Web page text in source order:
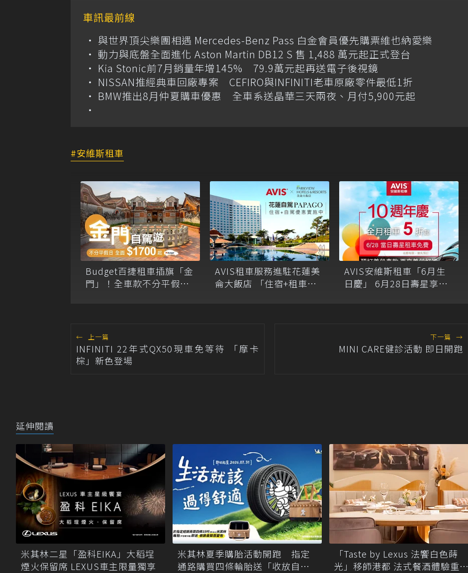
車訊最前線
與世界頂尖樂團相遇 Mercedes-Benz Pass 白金會員優先購票維也納愛樂
動力與底盤全面進化 Aston Martin DB12 S 售 1,488 萬元起正式登台
Kia Stonic前7月銷量年增145% 79.9萬元起再送電子後視鏡
NISSAN推經典車回廠專案 CEFIRO與INFINITI老車原廠零件最低1折
BMW推出8月仲夏購車優惠 全車系送晶華三天兩夜、月付5,900元起
安維斯租車
Budget百捷租車插旗「金
門」！全車款不分平假日
AVIS租車服務進駐花蓮美
侖大飯店 「住宿+租車」
AVIS安維斯租車「6月生
日慶」 6月28日壽星享免
← 上一篇
INFINITI 22年式QX50現車免等待 「摩卡
棕」新色登場
下一篇 →
MINI CARE健診活動 即日開跑
延伸閱讀
米其林二星「盈科EIKA」大稻埕
煙火保留席 LEXUS車主限量獨享
米其林夏季購胎活動開跑 指定
通路購買四條輪胎送「收放自如
「Taste by Lexus 法饗白色蒔
光」移師港都 法式餐酒體驗重塑